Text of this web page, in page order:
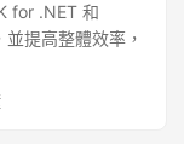
for .NET 和
提高整體效率，